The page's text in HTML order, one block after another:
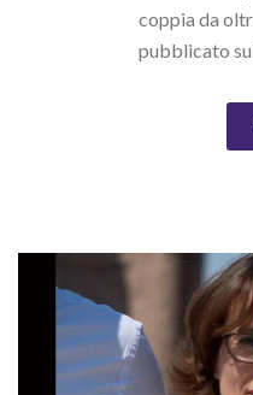
coppia da
pubblicato